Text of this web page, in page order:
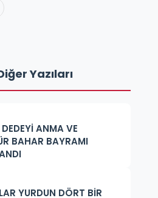
Yazıları
ANMA VE
BAHAR BAYRAMI
YURDUN DÖRT BİR